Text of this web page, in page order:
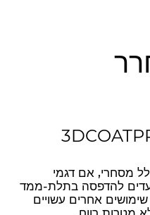
מסחרי, אם דגמי
להדפסה בתלת-ממד
אחרים עשויים